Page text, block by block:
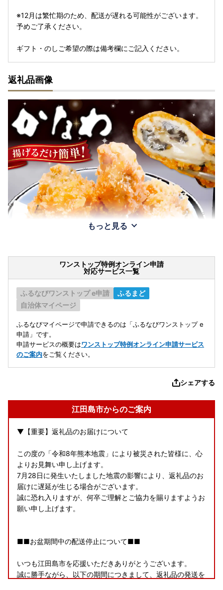
※12月は繁忙期のため、配送が遅れる可能性がございます。
予めご了承ください。
ギフト・のしご希望の際は備考欄にご記入ください。
返礼品画像
もっと見る
ワンストップ特例オンライン申請
対応サービス一覧
ふるなびワンストップ e申請
ふるまど
自治体マイページ
ふるなびマイページで申請できるのは「ふるなびワンストップ e
申請」です。
申請サービスの概要はワンストップ特例オンライン申請サービス
のご案内をご覧ください。
シェアする
江田島市からのご案内
▼【重要】返礼品のお届けについて
この度の「令和8年熊本地震」により被災された皆様に、心
よりお見舞い申し上げます。
7月28日に発生いたしました地震の影響により、返礼品のお
届けに遅延が生じる場合がございます。
誠に恐れ入りますが、何卒ご理解とご協力を賜りますようお
願い申し上げます。
■■お盆期間中の配送停止について■■
いつも江田島市を応援いただきありがとうございます。
誠に勝手ながら、以下の期間につきまして、返礼品の発送を